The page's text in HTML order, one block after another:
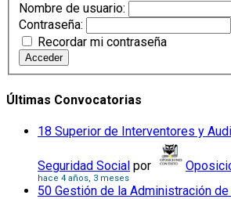
Nombre de usuario:
Contraseña:
Recordar mi contraseña
Acceder
Últimas Convocatorias
18 Superior de Interventores y
Seguridad Social por
hace 4 años, 3 meses
50 Gestión de la Administración